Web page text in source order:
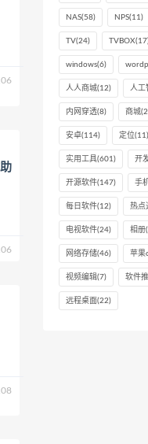
NAS(58) NPS(11)
TV(24) TVBOX
windows(6)
人人商城(12) 人工
内网穿透(8) 商城
安卓(114) 定位(11)
实用工具(601) 开
开源软件(147) 手
每日软件(12) 热点
电视软件(24) 相册
网络存储(46) 苹果
视频编辑(7) 软件
远程桌面(22)